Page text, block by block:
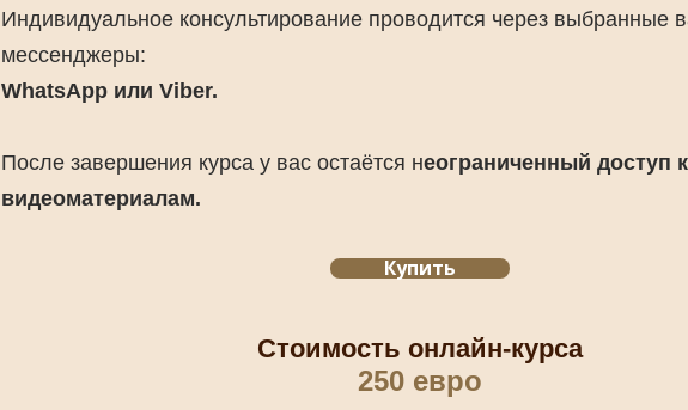
Индивидуальное консультирование проводится через выбранные
мессенджеры:
WhatsApp или Viber.
После завершения курса у вас остаётся неограниченный доступ
видеоматериалам.
Купить
Стоимость онлайн-курса
250 евро